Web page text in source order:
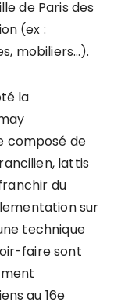
de Paris des
(ex :
mobiliers…).
la
composé de
lattis
du
sur
technique
faire sont
au 16e